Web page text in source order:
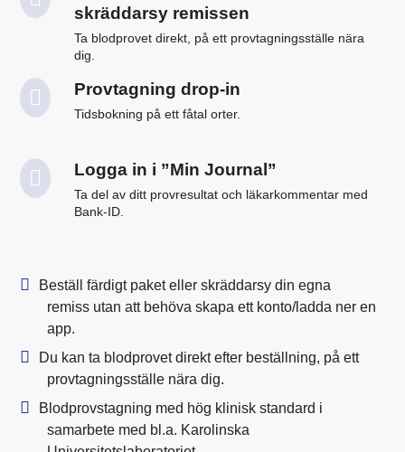
skräddarsy remissen
Ta blodprovet direkt, på ett provtagningsställe nära
dig.
Provtagning drop-in
Tidsbokning på ett fåtal orter.
Logga in i ”Min Journal”
Ta del av ditt provresultat och läkarkommentar med
Bank-ID.
Beställ färdigt paket eller skräddarsy din egna
remiss utan att behöva skapa ett konto/ladda ner en
app.
Du kan ta blodprovet direkt efter beställning, på ett
provtagningsställe nära dig.
Blodprovstagning med hög klinisk standard i
samarbete med bl.a. Karolinska